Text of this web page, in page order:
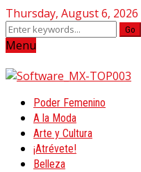
Thursday, August 6, 2026
Go
Menu
Poder Femenino
A la Moda
Arte y Cultura
¡Atrévete!
Belleza